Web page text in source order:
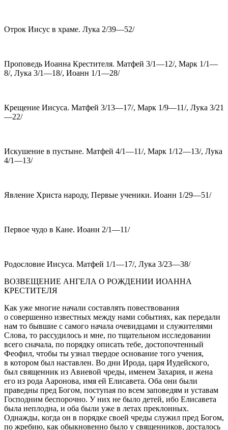
Отрок Иисус в храме. Лука 2/39—52/
Проповедь Иоанна Крестителя. Матфей 3/1—12/, Марк 1/1—
8/, Лука 3/1—18/, Иоанн 1/1—28/
Крещение Иисуса. Матфей 3/13—17/, Марк 1/9—11/, Лука 3/21
—22/
Искушение в пустыне. Матфей 4/1—11/, Марк 1/12—13/, Лука
4/1—13/
Явление Христа народу, Первые ученики. Иоанн 1/29—51/
Первое чудо в Кане. Иоанн 2/1—11/
Родословие Иисуса. Матфей 1/1—17/, Лука 3/23—38/
ВОЗВЕЩЕНИЕ АНГЕЛА О РОЖДЕНИИ ИОАННА
КРЕСТИТЕЛЯ
Как уже многие начали составлять повествования
о совершенно известных между нами событиях, как передали
нам то бывшие с самого начала очевидцами и служителями
Слова, то рассудилось и мне, по тщательном исследовании
всего сначала, по порядку описать тебе, достопочтенный
Феофил, чтобы ты узнал твердое основание того учения,
в котором был наставлен. Во дни Ирода, царя Иудейского,
был священник из Авиевой чреды, именем Захария, и жена
его из рода Ааронова, имя ей Елисавета. Оба они были
праведны пред Богом, поступая по всем заповедям и уставам
Господним беспорочно. У них не было детей, ибо Елисавета
была неплодна, и оба были уже в летах преклонных.
Однажды, когда он в порядке своей чреды служил пред Богом,
по жребию, как обыкновенно было у священников, досталось